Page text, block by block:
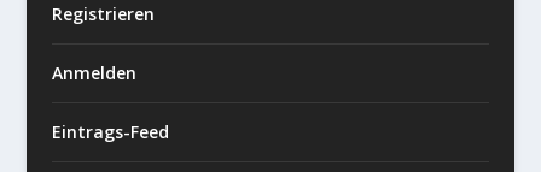
Registrieren
Anmelden
Eintrags-Feed